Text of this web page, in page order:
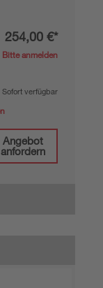
254,00 €*
Bitte anmelden
Sofort verfügbar
Angebot
anfordern